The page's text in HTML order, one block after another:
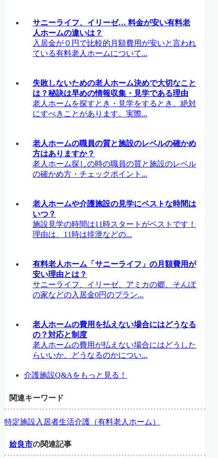
サニーライフ、イリーゼ… 料金が安い有料老
人ホームの違いは？
入居金が０円で比較的月額費用が安いと言われ
ている有料老人ホームについて...
失敗しないための老人ホーム決めで大切なこと
は？秘訣は早めの情報収集・見学である理由
老人ホームを探すとき・見学をするとき、絶対
にすべきことがあります。実際...
老人ホームの職員の質と施設のレベルの確かめ
方はありますか？
老人ホーム探しの時の職員の質と施設のレベル
の確かめ方・チェックポイント...
老人ホームや介護施設の見学にベストな時間は
いつ？
施設見学の時間は11時スタートがベストです！
理由は、11時は排泄などの...
有料老人ホーム「サニーライフ」の月額費用が
安い理由とは？
サニーライフ、イリーゼ、アミカの郷、そんぽ
の家などの入居金0円のプラン...
老人ホームの費用を払えない場合にはどうなる
の？対応と制度
老人ホームの費用が払えない場合にはどうした
らいいか、どうなるのかについ...
介護施設Q&Aをもっと見る！
関連キーワード
特定施設入居者生活介護（有料老人ホーム）
姶良市の関連記事